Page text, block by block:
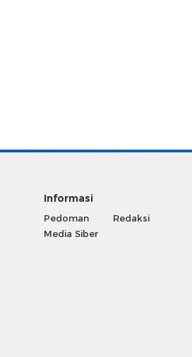
Informasi
Pedoman
Media Siber
Redaksi